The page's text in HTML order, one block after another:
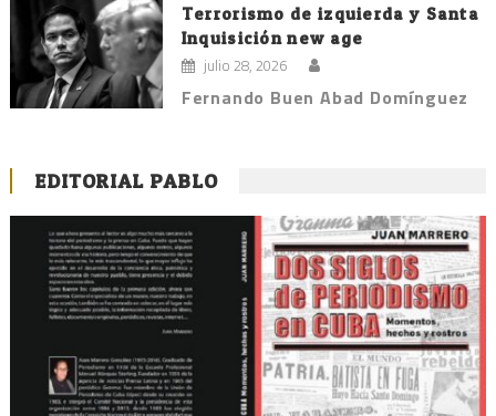
Terrorismo de izquierda y Santa
Inquisición new age
julio 28, 2026
Fernando Buen Abad Domínguez
EDITORIAL PABLO